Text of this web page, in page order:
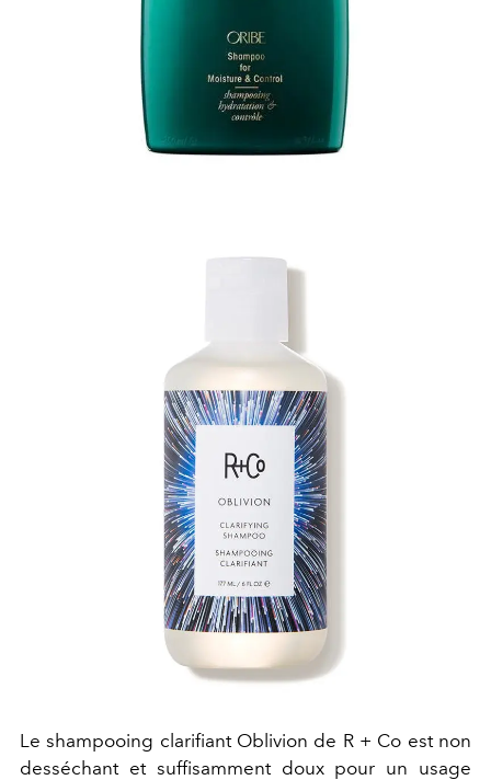
Le shampooing clarifiant Oblivion de R + Co est non
desséchant et suffisamment doux pour un usage